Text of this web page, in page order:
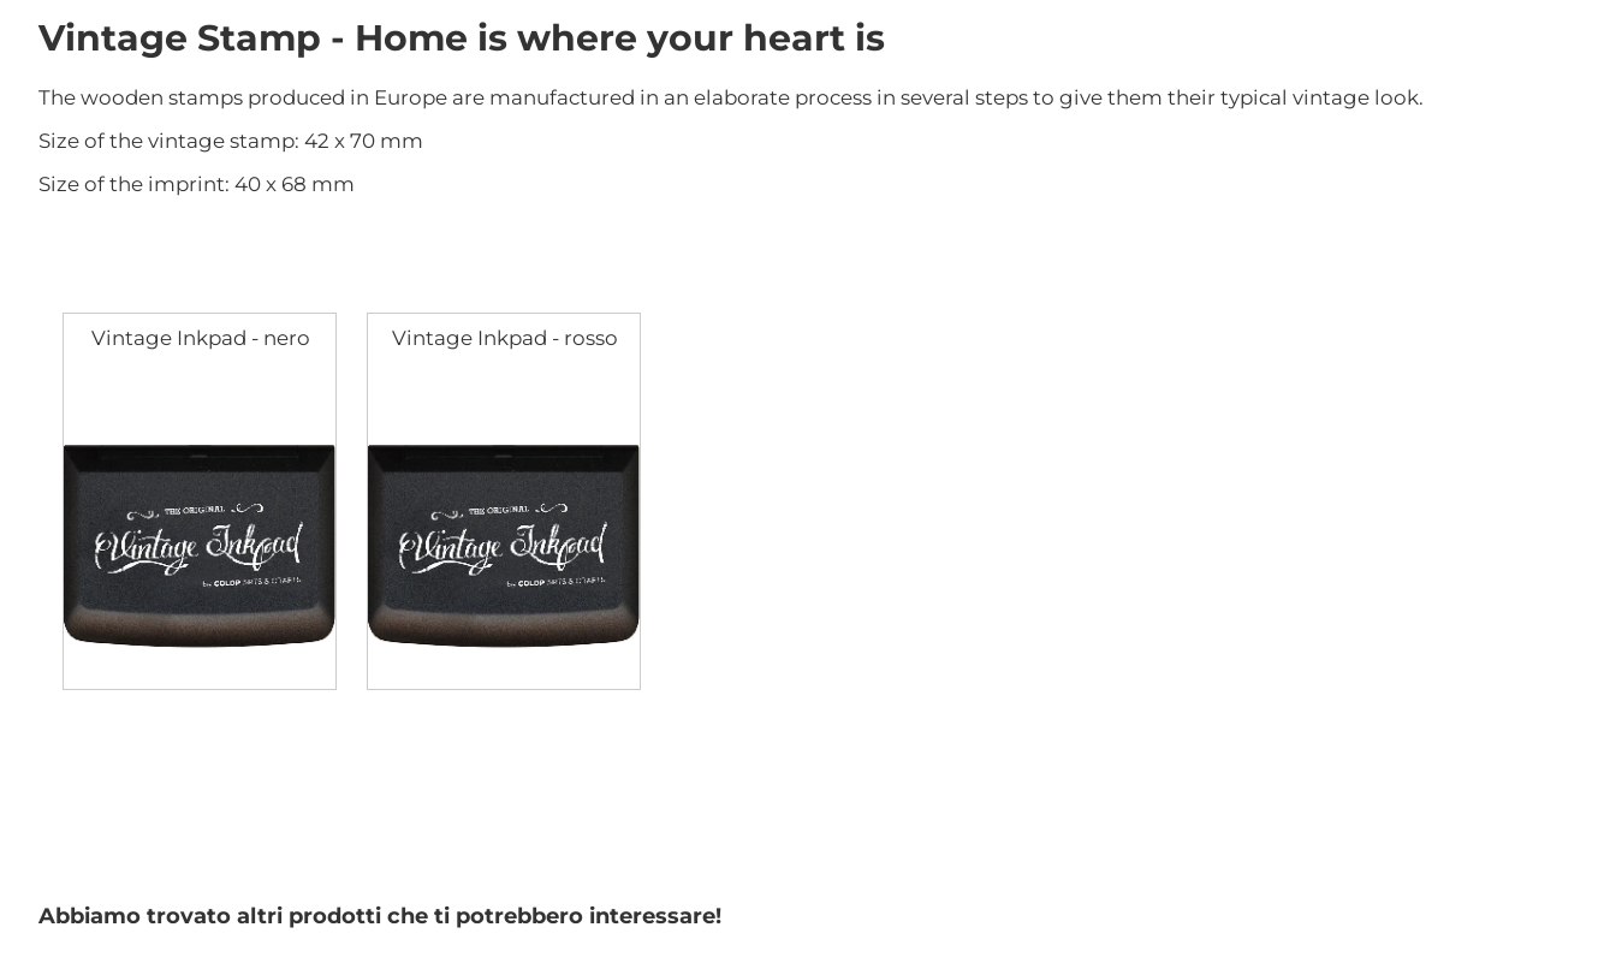
immagini
Vintage Stamp - Home is where your heart is
The wooden stamps produced in Europe are manufactured in an elaborate process in several steps to give them their typical vintage look.
Size of the vintage stamp: 42 x 70 mm
Size of the imprint: 40 x 68 mm
Vintage Inkpad - nero Vintage Inkpad - rosso
Abbiamo trovato altri prodotti che ti potrebbero interessare!